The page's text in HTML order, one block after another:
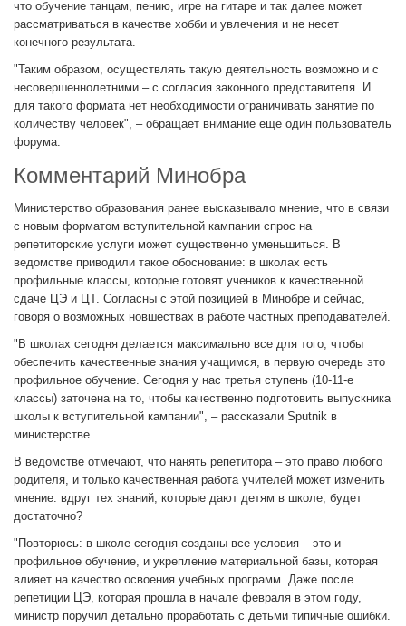
что обучение танцам, пению, игре на гитаре и так далее может
рассматриваться в качестве хобби и увлечения и не несет
конечного результата.
"Таким образом, осуществлять такую деятельность возможно и с
несовершеннолетними – с согласия законного представителя. И
для такого формата нет необходимости ограничивать занятие по
количеству человек", – обращает внимание еще один пользователь
форума.
Комментарий Минобра
Министерство образования ранее высказывало мнение, что в связи
с новым форматом вступительной кампании спрос на
репетиторские услуги может существенно уменьшиться. В
ведомстве приводили такое обоснование: в школах есть
профильные классы, которые готовят учеников к качественной
сдаче ЦЭ и ЦТ. Согласны с этой позицией в Минобре и сейчас,
говоря о возможных новшествах в работе частных преподавателей.
"В школах сегодня делается максимально все для того, чтобы
обеспечить качественные знания учащимся, в первую очередь это
профильное обучение. Сегодня у нас третья ступень (10-11-е
классы) заточена на то, чтобы качественно подготовить выпускника
школы к вступительной кампании", – рассказали Sputnik в
министерстве.
В ведомстве отмечают, что нанять репетитора – это право любого
родителя, и только качественная работа учителей может изменить
мнение: вдруг тех знаний, которые дают детям в школе, будет
достаточно?
"Повторюсь: в школе сегодня созданы все условия – это и
профильное обучение, и укрепление материальной базы, которая
влияет на качество освоения учебных программ. Даже после
репетиции ЦЭ, которая прошла в начале февраля в этом году,
министр поручил детально проработать с детьми типичные ошибки.